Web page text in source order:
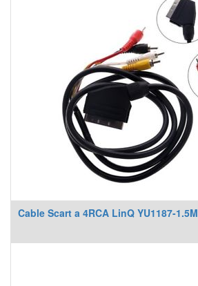
Cable Scart a 4RCA LinQ YU1187-1.5M